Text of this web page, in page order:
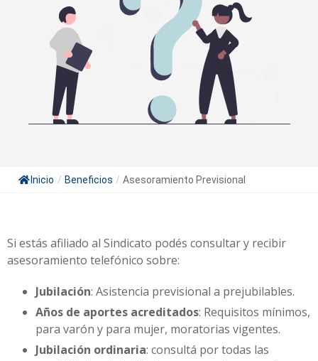
Inicio / Beneficios / Asesoramiento Previsional
Si estás afiliado al Sindicato podés consultar y recibir
asesoramiento telefónico sobre:
Jubilación: Asistencia previsional a prejubilables.
Años de aportes acreditados: Requisitos mínimos,
para varón y para mujer, moratorias vigentes.
Jubilación ordinaria: consultá por todas las